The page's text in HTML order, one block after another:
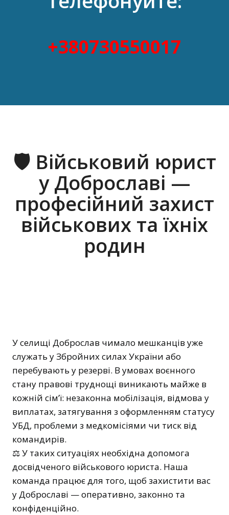
+380730550017
🛡 Військовий юрист
у Доброславі —
професійний захист
військових та їхніх
родин
У селищі Доброслав чимало мешканців уже
служать у Збройних силах України або
перебувають у резерві. В умовах воєнного
стану правові труднощі виникають майже в
кожній сім’ї: незаконна мобілізація, відмова у
виплатах, затягування з оформленням статусу
УБД, проблеми з медкомісіями чи тиск від
командирів.
⚖️ У таких ситуаціях необхідна допомога
досвідченого військового юриста. Наша
команда працює для того, щоб захистити вас
у Доброславі — оперативно, законно та
конфіденційно.